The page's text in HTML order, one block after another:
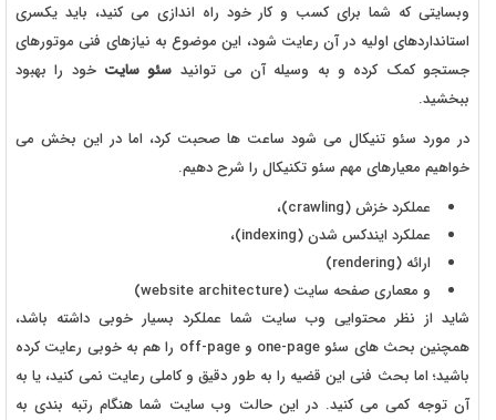
وبسایتی که شما برای کسب و کار خود راه اندازی می کنید، باید یکسری
استانداردهای اولیه در آن رعایت شود، این موضوع به نیازهای فنی موتورهای
جستجو کمک کرده و به وسیله آن می توانید سئو سایت خود را بهبود
ببخشید.
در مورد سئو تنیکال می شود ساعت ها صحبت کرد، اما در این بخش می
خواهیم معیارهای مهم سئو تکنیکال را شرح دهیم.
عملکرد خزش (crawling)،
عملکرد ایندکس شدن (indexing)،
ارائه (rendering)
و معماری صفحه سایت (website architecture)
شاید از نظر محتوایی وب سایت شما عملکرد بسیار خوبی داشته باشد،
همچنین بحث های سئو one-page و off-page را هم به خوبی رعایت کرده
باشید؛ اما بحث فنی این قضیه را به طور دقیق و کاملی رعایت نمی کنید، یا به
آن توجه کمی می کنید. در این حالت وب سایت شما هنگام رتبه بندی به